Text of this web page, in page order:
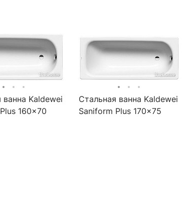
ванна Kaldewei
160x70
Стальная ванна Kaldewei
Saniform Plus 170x75